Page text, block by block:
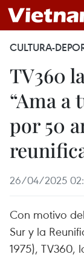
CULTURA-
TV360
“Ama a
por 50
26/04/2025
Con motivo
Sur y la
1975),